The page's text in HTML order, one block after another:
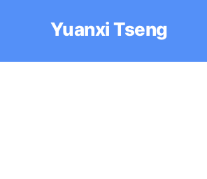
Yuanxi Tseng